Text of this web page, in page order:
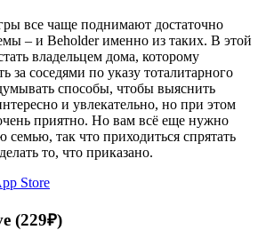
все чаще поднимают достаточно
– и Beholder именно из таких. В этой
владельцем дома, которому
за соседями по указу тоталитарного
способы, чтобы выяснить
и увлекательно, но при этом
приятно. Но вам всё еще нужно
семью, так что приходиться спрятать
то, что приказано.
Store
(229₽)